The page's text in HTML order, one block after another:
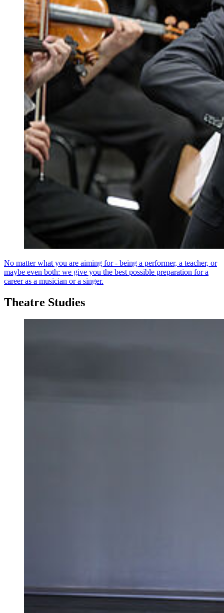
No matter what you are aiming for - being a performer, a teacher, or
maybe even both: we give you the best possible preparation for a
career as a musician or a singer.
Theatre Studies